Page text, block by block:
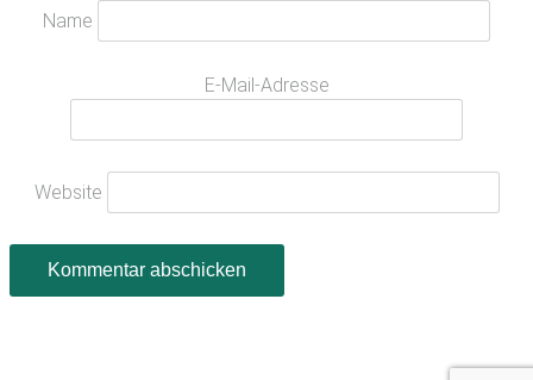
Name
E-Mail-Adresse
Website